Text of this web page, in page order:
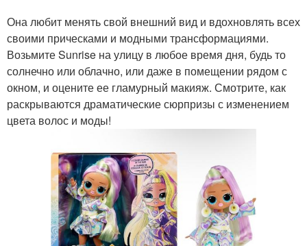
Она любит менять свой внешний вид и вдохновлять всех
своими прическами и модными трансформациями.
Возьмите Sunrise на улицу в любое время дня, будь то
солнечно или облачно, или даже в помещении рядом с
окном, и оцените ее гламурный макияж. Смотрите, как
раскрываются драматические сюрпризы с изменением
цвета волос и моды!